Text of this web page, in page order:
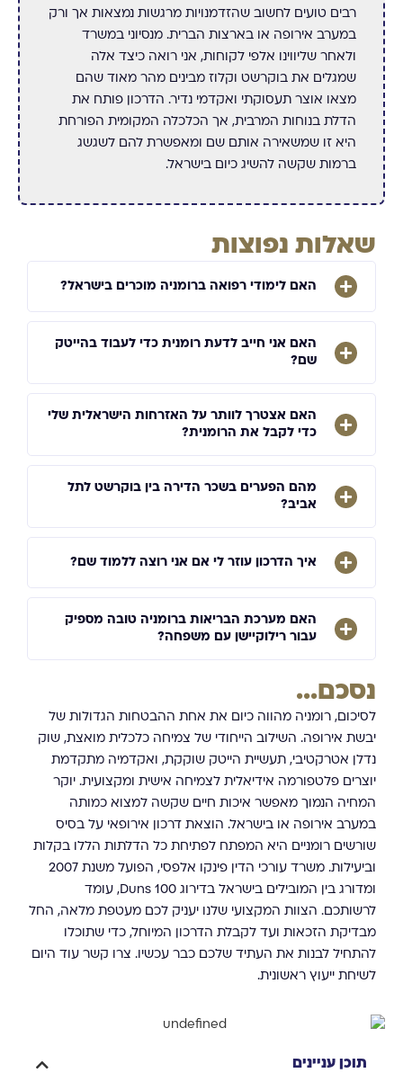
רבים טועים לחשוב שהזדמנויות מרגשות נמצאות אך ורק
במערב אירופה או בארצות הברית. מנסיוני במשרד
ולאחר שליווינו אלפי לקוחות, אני רואה כיצד אלה
שמגלים את בוקרשט וקלוז מבינים מהר מאוד שהם
מצאו אוצר תעסוקתי ואקדמי נדיר. הדרכון פותח את
הדלת בנוחות המרבית, אך הכלכלה המקומית הפורחת
היא זו שמשאירה אותם שם ומאפשרת להם לשגשג
ברמות שקשה להשיג כיום בישראל.
שאלות נפוצות
האם לימודי רפואה ברומניה מוכרים בישראל?
האם אני חייב לדעת רומנית כדי לעבוד בהייטק
שם?
האם אצטרך לוותר על האזרחות הישראלית שלי
כדי לקבל את הרומנית?
מהם הפערים בשכר הדירה בין בוקרשט לתל
אביב?
איך הדרכון עוזר לי אם אני רוצה ללמוד שם?
האם מערכת הבריאות ברומניה טובה מספיק
עבור רילוקיישן עם משפחה?
נסכם...
לסיכום, רומניה מהווה כיום את אחת ההבטחות הגדולות של
יבשת אירופה. השילוב הייחודי של צמיחה כלכלית מואצת, שוק
נדלן אטרקטיבי, תעשיית הייטק שוקקת, ואקדמיה מתקדמת
יוצרים פלטפורמה אידיאלית לצמיחה אישית ומקצועית. יוקר
המחיה הנמוך מאפשר איכות חיים שקשה למצוא כמותה
במערב אירופה או בישראל. הוצאת דרכון אירופאי על בסיס
שורשים רומניים היא המפתח לפתיחת כל הדלתות הללו בקלות
וביעילות. משרד עורכי הדין פינקו אלפסי, הפועל משנת 2007
ומדורג בין המובילים בישראל בדירוג Duns 100, עומד
לרשותכם. הצוות המקצועי שלנו יעניק לכם מעטפת מלאה, החל
מבדיקת הזכאות ועד לקבלת הדרכון המיוחל, כדי שתוכלו
להתחיל לבנות את העתיד שלכם כבר עכשיו. צרו קשר עוד היום
לשיחת ייעוץ ראשונית.
תוכן עניינים